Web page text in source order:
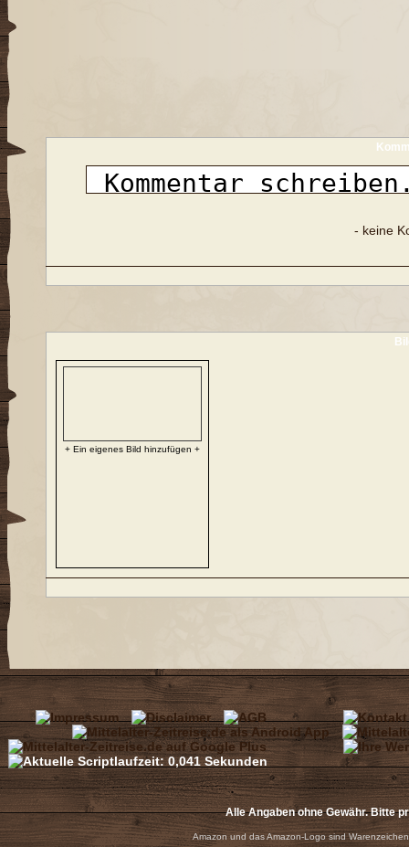
- keine
+ Ein eigenes Bild hinzufügen +
Alle Angaben ohne Gewähr. Bitte
Amazon und das Amazon-Logo sind